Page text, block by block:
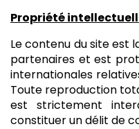
Propriété
Le contenu du site est
partenaires et est
internationales
Toute reproduction
est strictement
constituer un délit de